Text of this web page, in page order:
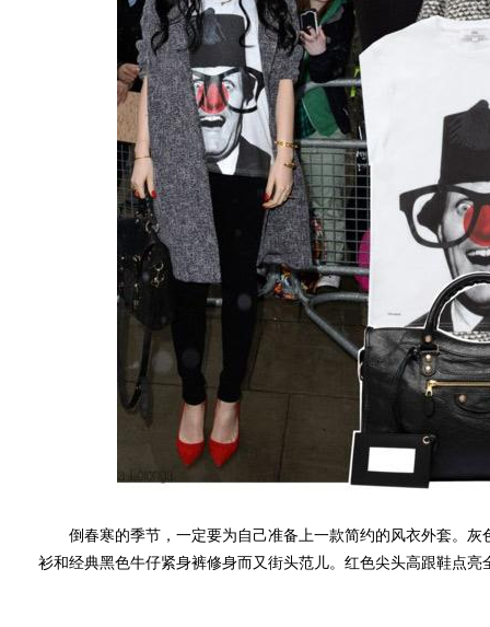
倒春寒的季节，一定要为自己准备上一款简约的风衣外套。灰
衫和经典黑色牛仔紧身裤修身而又街头范儿。红色尖头高跟鞋点亮